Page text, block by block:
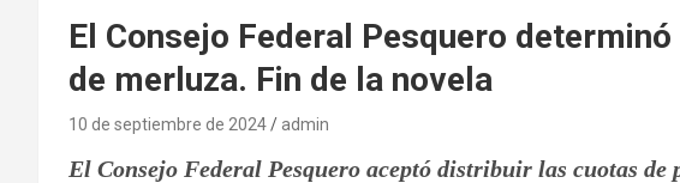
El Consejo Federal Pesquero
de merluza. Fin de la novela
10 de septiembre de 2024 admin
El Consejo Federal Pesquero aceptó distribuir las cuotas de